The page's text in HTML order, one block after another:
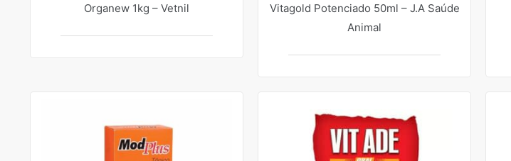
Organew 1kg – Vetnil
Vitagold Potenciado 50ml – J.A Saúde
Animal